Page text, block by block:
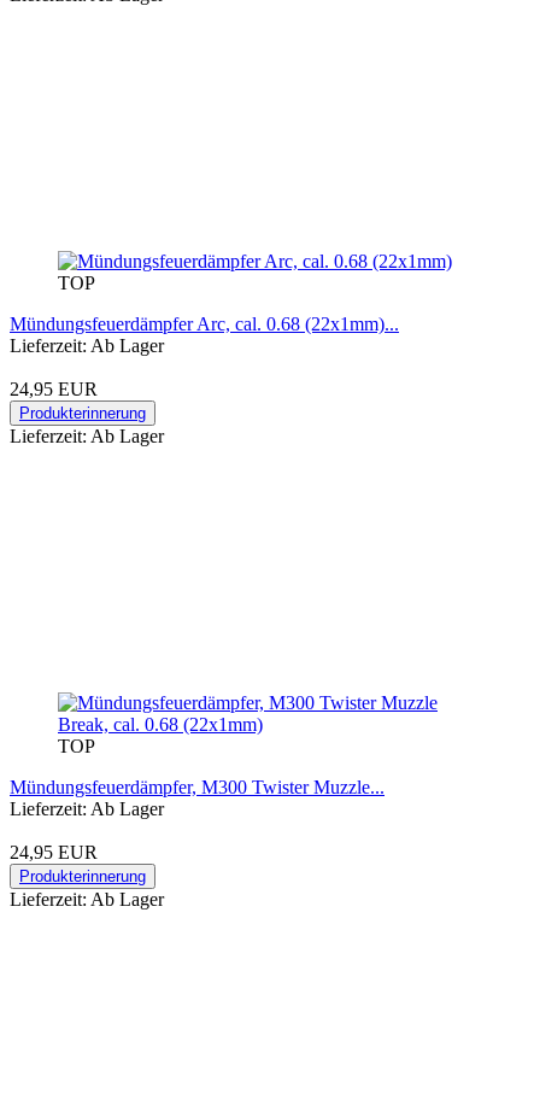
TOP
Mündungsfeuerdämpfer Arc, cal. 0.68 (22x1mm)...
Lieferzeit: Ab Lager
24,95 EUR
Produkterinnerung
Lieferzeit: Ab Lager
TOP
Mündungsfeuerdämpfer, M300 Twister Muzzle...
Lieferzeit: Ab Lager
24,95 EUR
Produkterinnerung
Lieferzeit: Ab Lager